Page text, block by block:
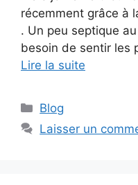
récemment grâce à
. Un peu septique
besoin de sentir les
Lire la suite
Catégories
Blog
Laisser un